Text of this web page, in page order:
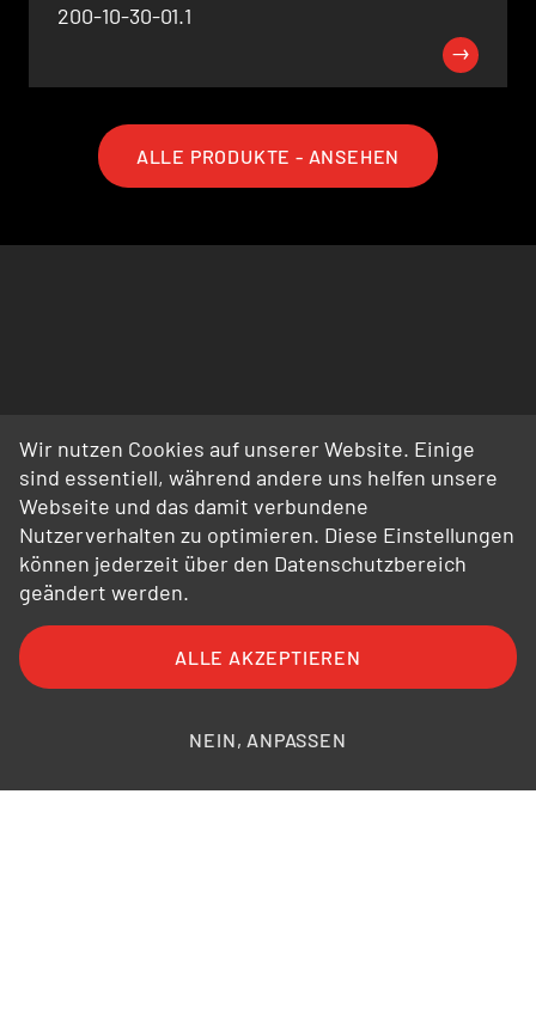
200-10-30-01.1
ALLE PRODUKTE - ANSEHEN
FAQ AGB AEB Datenschutz Impressum
Wir nutzen Cookies auf unserer Website. Einige
sind essentiell, während andere uns helfen unsere
Webseite und das damit verbundene
Nutzerverhalten zu optimieren. Diese Einstellungen
können jederzeit über den Datenschutzbereich
geändert werden.
ALLE AKZEPTIEREN
NEIN, ANPASSEN